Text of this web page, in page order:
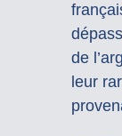
de
leur